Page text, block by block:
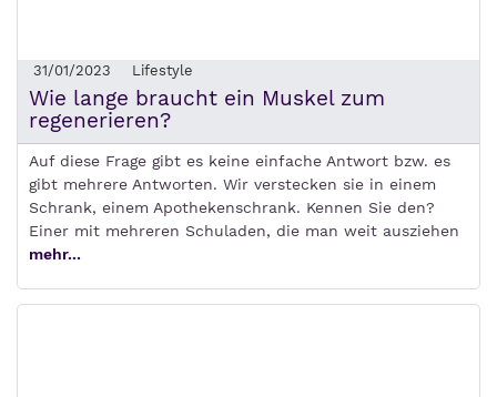
31/01/2023 Lifestyle
Wie lange braucht ein Muskel zum
regenerieren?
Auf diese Frage gibt es keine einfache Antwort bzw. es
gibt mehrere Antworten. Wir verstecken sie in einem
Schrank, einem Apothekenschrank. Kennen Sie den?
Einer mit mehreren Schuladen, die man weit ausziehen
mehr...